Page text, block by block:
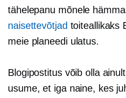
tähelepanu mõnele
naisettevõtjad toiteallikaks
meie planeedi ulatus.
Blogipostitus võib olla
usume, et iga naine, kes